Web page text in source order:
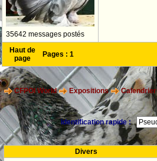
35642 messages postés
Haut de
page
Pages : 1
CFPOI World Expositions Calendrier
Identification rapide :
Divers